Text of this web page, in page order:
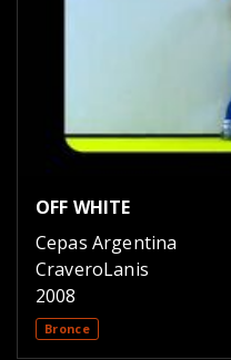
OFF WHITE
Cepas Argentina
CraveroLanis
2008
Bronce